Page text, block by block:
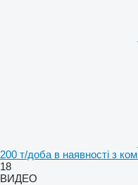
200 т/доба в наявності з
18
ВИДЕО